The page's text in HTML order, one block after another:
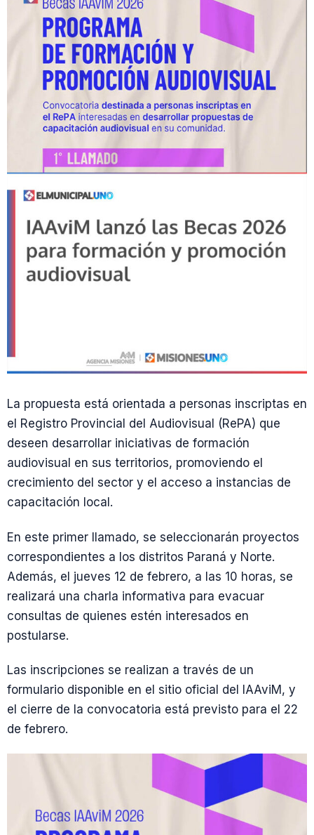
La propuesta está orientada a personas inscriptas en
el Registro Provincial del Audiovisual (RePA) que
deseen desarrollar iniciativas de formación
audiovisual en sus territorios, promoviendo el
crecimiento del sector y el acceso a instancias de
capacitación local.
En este primer llamado, se seleccionarán proyectos
correspondientes a los distritos Paraná y Norte.
Además, el jueves 12 de febrero, a las 10 horas, se
realizará una charla informativa para evacuar
consultas de quienes estén interesados en
postularse.
Las inscripciones se realizan a través de un
formulario disponible en el sitio oficial del IAAviM, y
el cierre de la convocatoria está previsto para el 22
de febrero.